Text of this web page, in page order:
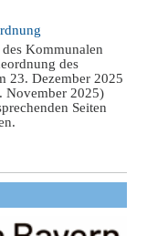
Kommunalen
des
23. Dezember 2025
November 2025)
Seiten